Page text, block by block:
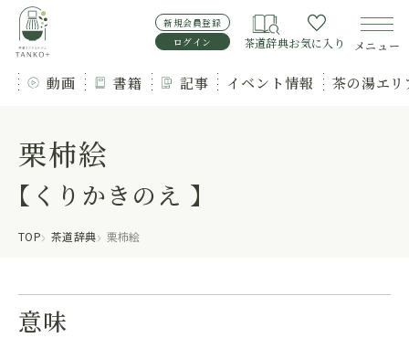
新規会員登録
ログイン
茶道辞典お気に入り メニュー
動画 書籍 記事 イベント情報 茶の湯エ
栗柿絵
【くりかきのえ 】
TOP 茶道辞典 栗柿絵
意味